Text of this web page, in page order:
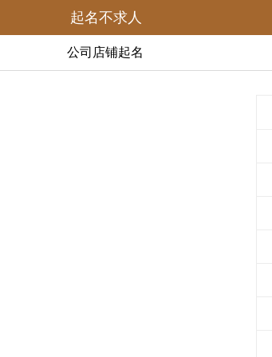
起名不求人
公司店铺起名